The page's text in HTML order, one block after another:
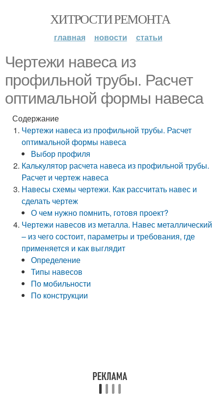
ХИТРОСТИ РЕМОНТА
главная новости статьи
Чертежи навеса из
профильной трубы. Расчет
оптимальной формы навеса
Содержание
Чертежи навеса из профильной трубы. Расчет
оптимальной формы навеса
Выбор профиля
Калькулятор расчета навеса из профильной трубы.
Расчет и чертеж навеса
Навесы схемы чертежи. Как рассчитать навес и
сделать чертеж
О чем нужно помнить, готовя проект?
Чертежи навесов из металла. Навес металлический
– из чего состоит, параметры и требования, где
применяется и как выглядит
Определение
Типы навесов
По мобильности
По конструкции